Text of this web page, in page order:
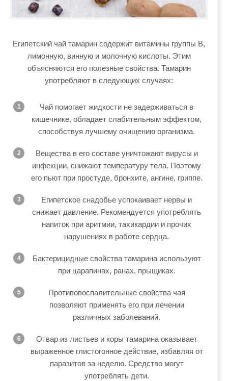
Египетский чай тамарин содержит витамины группы В,
лимонную, винную и молочную кислоты. Этим
объясняются его полезные свойства. Тамарин
употребляют в следующих случаях:
Чай помогает жидкости не задерживаться в
кишечнике, обладает слабительным эффектом,
способствуя лучшему очищению организма.
Вещества в его составе уничтожают вирусы и
инфекции, снижают температуру тела. Поэтому
его пьют при простуде, бронхите, ангине, гриппе.
Египетское снадобье успокаивает нервы и
снижает давление. Рекомендуется употреблять
напиток при аритмии, тахикардии и прочих
нарушениях в работе сердца.
Бактерицидные свойства тамарина используют
при царапинах, ранах, прыщиках.
Противовоспалительные свойства чая
позволяют применять его при лечении
различных заболеваний.
Отвар из листьев и коры тамарина оказывает
выраженное глистогонное действие, избавляя от
паразитов за неделю. Средство могут
употреблять дети.